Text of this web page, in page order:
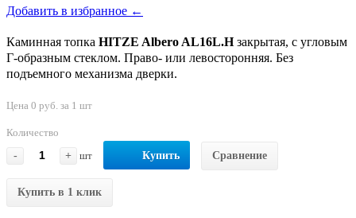
Добавить в избранное ←
Каминная топка HITZE Albero AL16L.Hзакрытая, с угловым
Г-образным стеклом. Право- или левосторонняя. Без
подъемного механизма дверки.
Цена 0 руб. за 1 шт
Количество
-
+ шт Купить Сравнение
Купить в 1 клик